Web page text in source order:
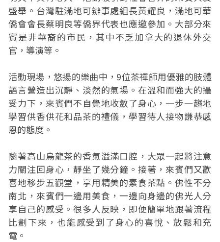
盛舉。台灣駐滿地可辦事處組長黃耀良，滿地可華
僑會會長蔡明良等僑界代表也應邀參加。大部分來
賓是非華裔的市民，其中不乏加拿大的退休外交
官，導演等。
活動現場，悠揚的樂曲中，9位茶禪師用優雅的肢體
語言營造出沉靜、淡然的氣場。在溫和而強大的攝
受力下，來賓們不自覺地收斂了身心，一步一趨地
學習供香供花和品茶的禮儀，學習待人接物謙恭感
恩的態度。
隨著高山烏龍茶的香氣溢滿口腔，大眾一起將注意
力關注回身心，靜坐了幾分鐘。接著，來賓們又歡
喜地移步五觀堂，享用精美的素食茶點。佛性不分
南北，來賓們一邊用美食，一邊向身邊的佛光人分
享自己的感受。很多人反映，即便簡單地跟著流程
比劃下來，也能感受到了身心的喜悅、放鬆和充
電。